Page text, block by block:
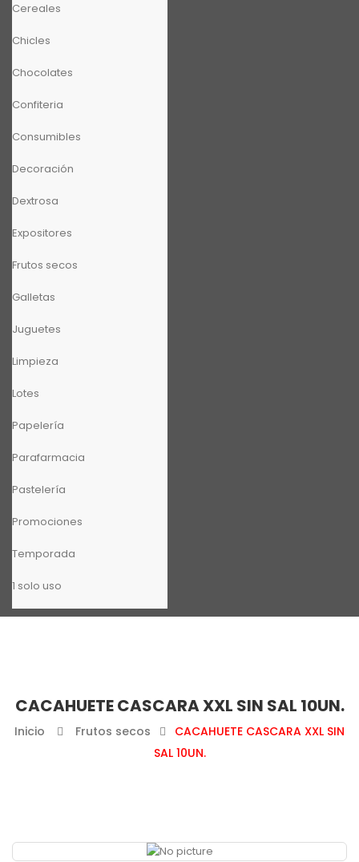
Cereales
Chicles
Chocolates
Confiteria
Consumibles
Decoración
Dextrosa
Expositores
Frutos secos
Galletas
Juguetes
Limpieza
Lotes
Papelería
Parafarmacia
Pastelería
Promociones
Temporada
1 solo uso
CACAHUETE CASCARA XXL SIN SAL 10UN.
Inicio Frutos secos
CACAHUETE CASCARA XXL SIN
SAL 10UN.